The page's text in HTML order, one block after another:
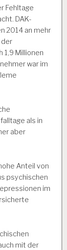
Fehltage
DAK-
2014 an mehr
der
1,9 Millionen
war im
als in
aber
Anteil von
psychischen
im
mit der